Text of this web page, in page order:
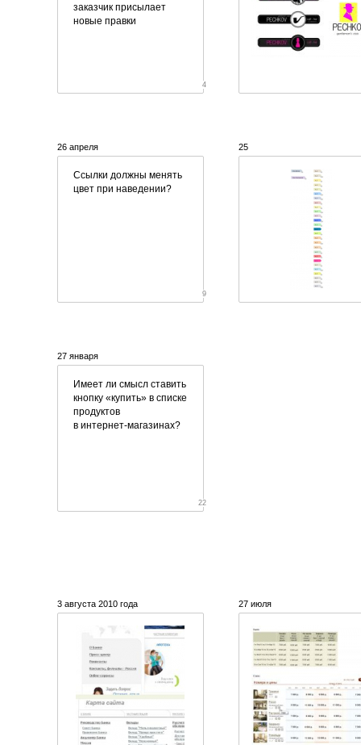
заказчик присылает
новые правки
4
26 апреля
Ссылки должны менять
цвет при наведении?
9
25
27 января
Имеет ли смысл ставить
кнопку «купить» в списке
продуктов
в интернет-магазинах?
22
3 августа 2010 года 27 июля